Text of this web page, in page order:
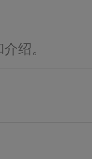
绍。